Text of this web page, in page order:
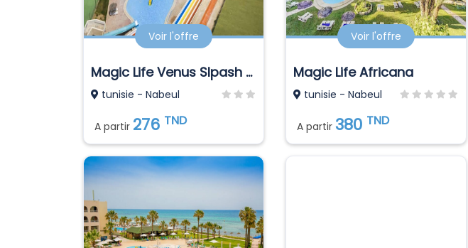
Voir l'offre
Magic Life Venus Slpash World
tunisie - Nabeul
A partir 276 TND
Voir l'offre
Magic Life Africana
tunisie - Nabeul
A partir 380 TND